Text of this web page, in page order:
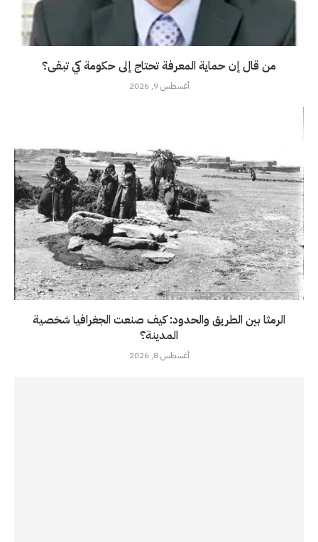
من قال إن حماية المعرفة تحتاج إلى حكومة كي تبقى؟
أغسطس 9, 2026
الرمثا بين الطريق والحدود: كيف صنعت الجغرافيا شخصية
المدينة؟
أغسطس 8, 2026